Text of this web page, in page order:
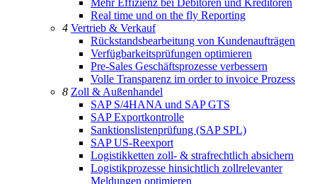
Mehr Effizienz bei Debitoren und Kreditoren
Real time und on the fly Reporting
4 Vertrieb & Verkauf
Rückstandsbearbeitung von Kundenaufträgen
Verfügbarkeitsprüfungen optimieren
Pre-Sales Geschäftsprozesse verbessern
Volle Transparenz im order to invoice Prozess
8 Zoll & Außenhandel
SAP S/4HANA und SAP GTS
SAP Exportkontrolle
Sanktionslistenprüfung (SAP SPL)
SAP US-Reexport
Logistikketten zoll- & strafrechtlich absichern
Logistikprozesse hinsichtlich zollrelevanter
Meldungen optimieren